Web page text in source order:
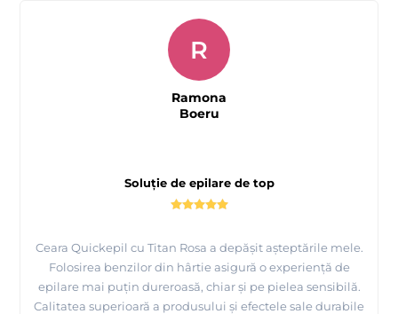
Soluție de epilare de top
Ceara Quickepil cu Titan Rosa a depășit așteptările mele.
Folosirea benzilor din hârtie asigură o experiență de
epilare mai puțin dureroasă, chiar și pe pielea sensibilă.
Calitatea superioară a produsului și efectele sale durabile
R
Ramona
Boeru